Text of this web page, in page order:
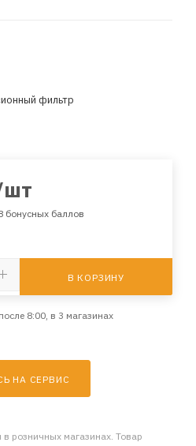
фильтр
бонусных баллов
В КОРЗИНУ
8:00, в 3 магазинах
НА СЕРВИС
в розничных магазинах. Товар